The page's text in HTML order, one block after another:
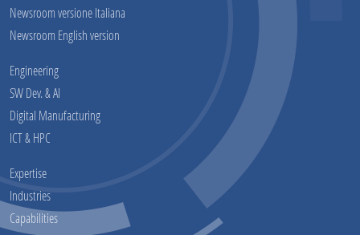
Newsroom versione Italiana
Newsroom English version
Engineering
SW Dev. & AI
Digital Manufacturing
ICT & HPC
Expertise
Industries
Capabilities